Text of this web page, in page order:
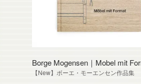
Borge Mogensen｜Mobel mit
【New】ボーエ・モーエンセン作品集